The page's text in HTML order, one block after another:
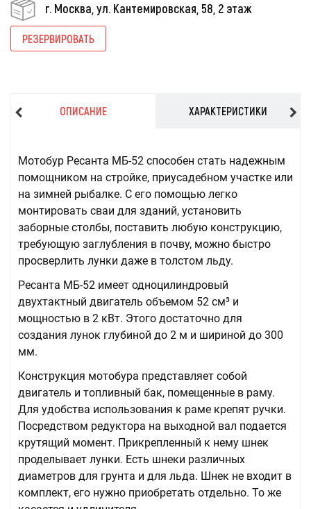
г. Москва, ул. Кантемировская, 58, 2 этаж
РЕЗЕРВИРОВАТЬ
ОПИСАНИЕ ХАРАКТЕРИСТИКИ
Мотобур Ресанта МБ-52 способен стать надежным
помощником на стройке, приусадебном участке или
на зимней рыбалке. С его помощью легко
монтировать сваи для зданий, установить
заборные столбы, поставить любую конструкцию,
требующую заглубления в почву, можно быстро
просверлить лунки даже в толстом льду.
Ресанта МБ-52 имеет одноцилиндровый
двухтактный двигатель объемом 52 см³ и
мощностью в 2 кВт. Этого достаточно для
создания лунок глубиной до 2 м и шириной до 300
мм.
Конструкция мотобура представляет собой
двигатель и топливный бак, помещенные в раму.
Для удобства использования к раме крепят ручки.
Посредством редуктора на выходной вал подается
крутящий момент. Прикрепленный к нему шнек
проделывает лунки. Есть шнеки различных
диаметров для грунта и для льда. Шнек не входит в
комплект, его нужно приобретать отдельно. То же